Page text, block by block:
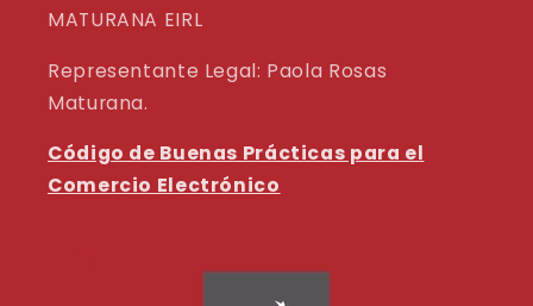
MATURANA EIRL
Representante Legal: Paola Rosas
Maturana.
Código de Buenas Prácticas para el
Comercio Electrónico